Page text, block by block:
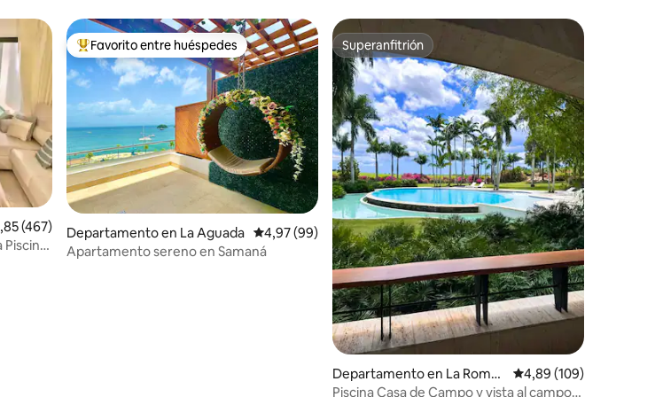
promedio: 4,85 de 5. 467 evaluaciones
(467)
Piscina
Favorito entre los huéspedes más destacados
Favorito entre huéspedes
Departamento en La Aguada Calificación promedio: 4,97 de 5. 99 evaluaciones
4,97 (99)
Apartamento sereno en Samaná
Superanfitrión
Superanfitrión
Departamento en La Roman
a
Calificación promedio:
4,89 (109)
Piscina Casa de Campo y vista al campo